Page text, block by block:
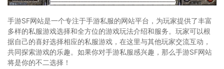
手游SF网站是一个专注于手游私服的网站平台，为玩家提供了丰富
多样的私服游戏选择和全方位的游戏玩法介绍和服务。玩家可以根
据自己的喜好选择相应的私服游戏，在这里与其他玩家交流互动，
共同探索游戏的乐趣。如果你对手游私服感兴趣，那么手游SF网站
将是你的不二选择！